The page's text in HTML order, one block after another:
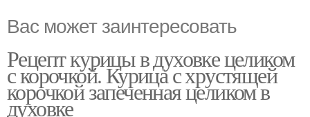
Вас может заинтересовать
Рецепт курицы в духовке целиком
с корочкой. Курица с хрустящей
корочкой запеченная целиком в
духовке